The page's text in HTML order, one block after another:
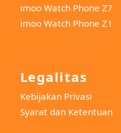
imoo Watch Phone Z7
imoo Watch Phone Z1
Legalitas
Kebijakan Privasi
Syarat dan Ketentuan